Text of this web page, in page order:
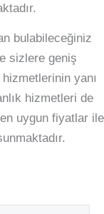
bulabileceğiniz
sizlere geniş
yanı
hizmetleri de
uygun fiyatlar ile